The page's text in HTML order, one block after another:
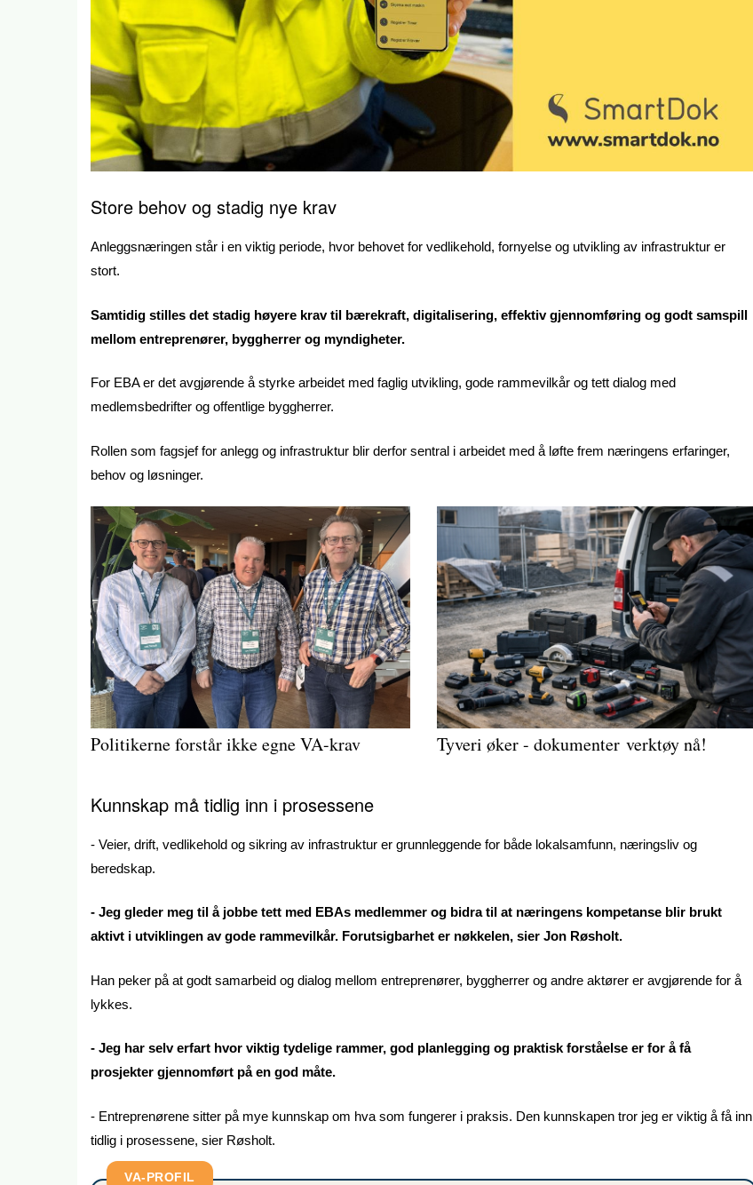
Store behov og stadig nye krav
Anleggsnæringen står i en viktig periode, hvor behovet for vedlikehold, fornyelse og utvikling av infrastruktur er
stort.
Samtidig stilles det stadig høyere krav til bærekraft, digitalisering, effektiv gjennomføring og godt samspill
mellom entreprenører, byggherrer og myndigheter.
For EBA er det avgjørende å styrke arbeidet med faglig utvikling, gode rammevilkår og tett dialog med
medlemsbedrifter og offentlige byggherrer.
Rollen som fagsjef for anlegg og infrastruktur blir derfor sentral i arbeidet med å løfte frem næringens erfaringer,
behov og løsninger.
Politikerne forstår ikke egne VA-krav Tyveri øker - dokumenter verktøy nå!
Kunnskap må tidlig inn i prosessene
- Veier, drift, vedlikehold og sikring av infrastruktur er grunnleggende for både lokalsamfunn, næringsliv og
beredskap.
- Jeg gleder meg til å jobbe tett med EBAs medlemmer og bidra til at næringens kompetanse blir brukt
aktivt i utviklingen av gode rammevilkår. Forutsigbarhet er nøkkelen, sier Jon Røsholt.
Han peker på at godt samarbeid og dialog mellom entreprenører, byggherrer og andre aktører er avgjørende for å
lykkes.
- Jeg har selv erfart hvor viktig tydelige rammer, god planlegging og praktisk forståelse er for å få
prosjekter gjennomført på en god måte.
- Entreprenørene sitter på mye kunnskap om hva som fungerer i praksis. Den kunnskapen tror jeg er viktig å få inn
tidlig i prosessene, sier Røsholt.
VA-PROFIL